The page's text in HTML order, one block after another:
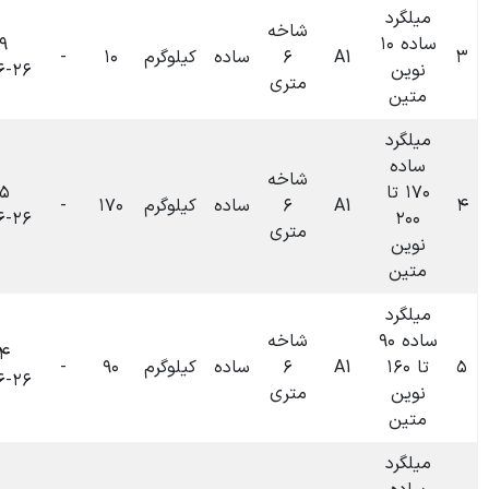
۶
ساده کیلوگرم ۱۰ -
۰۹:۴۹
۱۴۰۴-۰۶-۲۶
تومان
۶
ساده کیلوگرم ۱۷۰ -
۰۹:۳۵
۱۴۰۴-۰۶-۲۶
تومان
۶
ساده کیلوگرم ۹۰ -
۰۹:۳۴
۱۴۰۴-۰۶-۲۶
تومان